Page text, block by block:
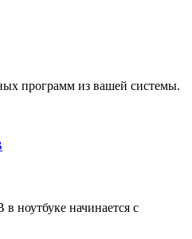
программ из вашей системы.
ноутбуке начинается с